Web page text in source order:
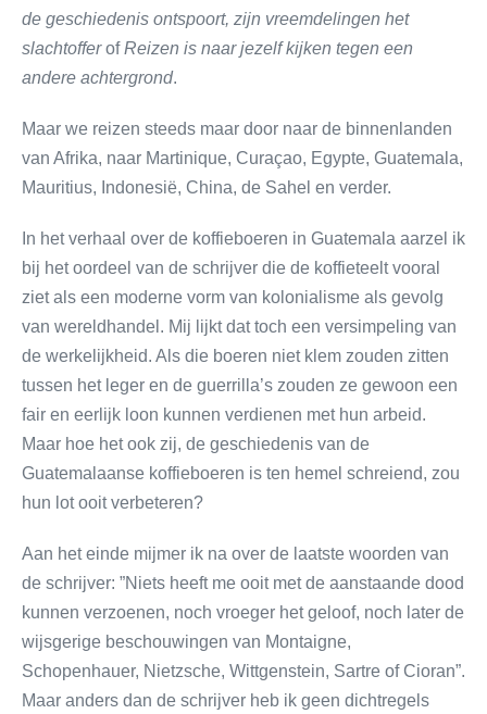
de geschiedenis ontspoort, zijn vreemdelingen het
slachtofferofReizen is naar jezelf kijken tegen een
andere achtergrond.
Maar we reizen steeds maar door naar de binnenlanden
van Afrika, naar Martinique, Curaçao, Egypte, Guatemala,
Mauritius, Indonesië, China, de Sahel en verder.
In het verhaal over de koffieboeren in Guatemala aarzel ik
bij het oordeel van de schrijver die de koffieteelt vooral
ziet als een moderne vorm van kolonialisme als gevolg
van wereldhandel. Mij lijkt dat toch een versimpeling van
de werkelijkheid. Als die boeren niet klem zouden zitten
tussen het leger en de guerrilla’s zouden ze gewoon een
fair en eerlijk loon kunnen verdienen met hun arbeid.
Maar hoe het ook zij, de geschiedenis van de
Guatemalaanse koffieboeren is ten hemel schreiend, zou
hun lot ooit verbeteren?
Aan het einde mijmer ik na over de laatste woorden van
de schrijver: ”Niets heeft me ooit met de aanstaande dood
kunnen verzoenen, noch vroeger het geloof, noch later de
wijsgerige beschouwingen van Montaigne,
Schopenhauer, Nietzsche, Wittgenstein, Sartre of Cioran”.
Maar anders dan de schrijver heb ik geen dichtregels